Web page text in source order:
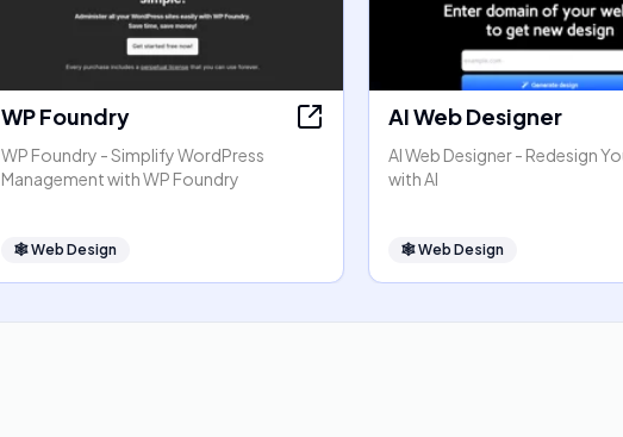
WP Foundry
WP Foundry - Simplify WordPress
Management with WP Foundry
🕸Web Design
AI Web Designer
AI Web Designer - Redesign
with AI
🕸Web Design